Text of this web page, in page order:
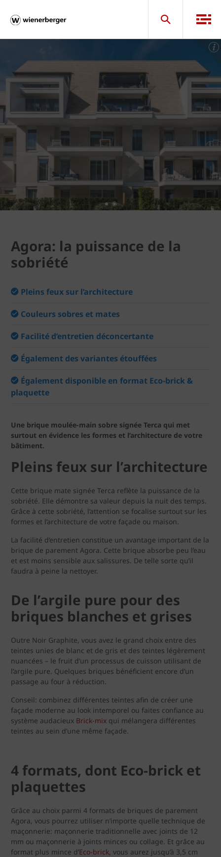
Agora: la puissance de la
sobriété
Pleins feux sur l’architecture
Couleurs sobres et mates
Facilité d’entretien déconcertante
Également des variantes étouffées
Également disponible en format Eco-brick &
plaquette
Une brique moulée-main sobre signée Terca qui met
surtout en évidence les formes et l’architecture de votre
bâtiment.
Pleins feux sur l’architecture
Cette brique mate signée Terca reflète la puissance de la
sobriété. Elle démontre sa valeur depuis la nuit des temps.
Grâce à cette sobriété, l’attention se focalise surtout sur les
formes et l’architecture de votre façade ou maison.
La facilité d’entretien constitue un avantage important de la
brique de parement Agora. Cette brique absorbe peu l’eau
et est moins sensible aux salissures. De telle sorte qu’il
faudra à peine la nettoyer.
De l’argile pure pour des
briques blanches et grises
Outre Noir Graphite, vous avez le grand choix entre des
teintes unies de blanc et de gris et des teintes légèrement
nuancées – le fruit d’un processus de cuisson utilisant de
l’argile pure. Quelques briques bénéficient encore d’un
passage au four à réduction.
Conseil: combinez différentes teintes afin de créer une
façade moderne au look intemporel ou faites confiance au
système audacieux Brick-mix qui mélangera différentes
teintes au sein d’une même façade.
4 formats, dont Eco-brick et
plaquettes
Grâce au choix parmi 4 formats de briques de parement
Agora, vous pourrez utiliser n’importe quelle technique de
maçonnerie: maçonnerie traditionnelle avec joints de 12
mm ou maçonnerie à joints minces ou collage. Et grâce au
format plus mince d’Eco-brick, vous aurez jusqu’à 3,5 cm